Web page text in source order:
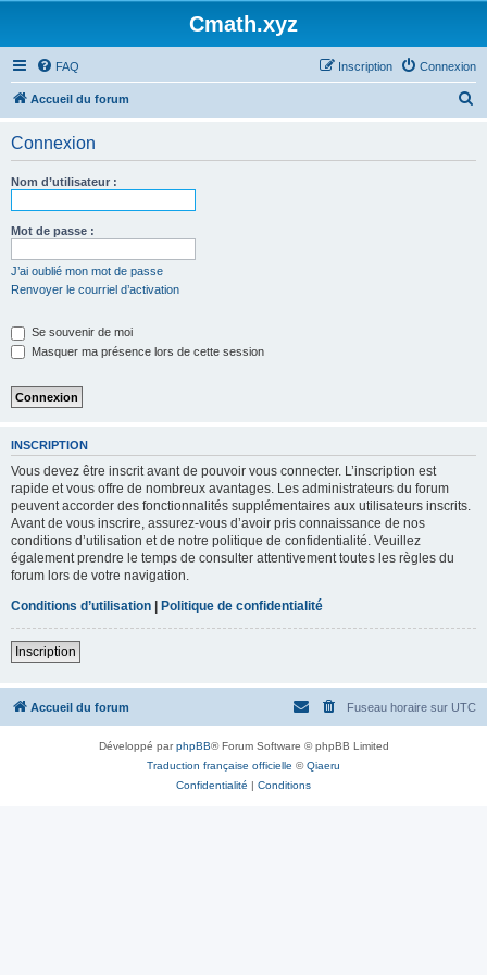
Cmath.xyz
FAQ Connexion
Inscription
Accueil du forum
Connexion
Nom d’utilisateur :
Mot de passe :
J’ai oublié mon mot de passe
Renvoyer le courriel d’activation
Se souvenir de moi
Masquer ma présence lors de cette session
INSCRIPTION
Vous devez être inscrit avant de pouvoir vous connecter. L’inscription est
rapide et vous offre de nombreux avantages. Les administrateurs du forum
peuvent accorder des fonctionnalités supplémentaires aux utilisateurs inscrits.
Avant de vous inscrire, assurez-vous d’avoir pris connaissance de nos
conditions d’utilisation et de notre politique de confidentialité. Veuillez
également prendre le temps de consulter attentivement toutes les règles du
forum lors de votre navigation.
Conditions d’utilisation | Politique de confidentialité
Inscription
Accueil du forum Fuseau horaire sur UTC
Développé parphpBB® Forum Software © phpBB Limited
Traduction française officielle ©Qiaeru
Confidentialité | Conditions